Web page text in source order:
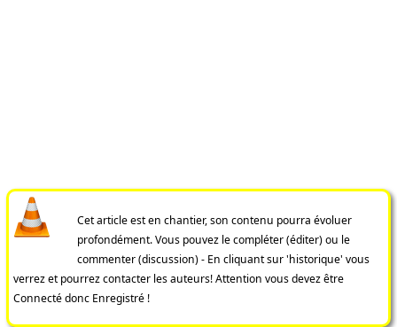
Cet article est en chantier, son contenu pourra évoluer
profondément. Vous pouvez le compléter (éditer) ou le
commenter (discussion) - En cliquant sur 'historique' vous
verrez et pourrez contacter les auteurs! Attention vous devez être
Connecté donc Enregistré !